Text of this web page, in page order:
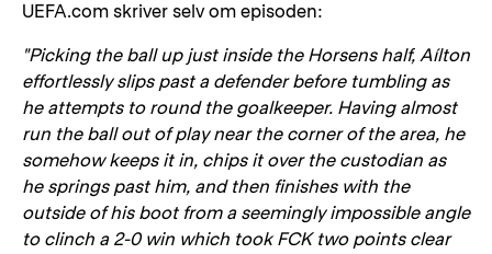
UEFA.com skriver selv om episoden:
"Picking the ball up just inside the Horsens half, Aílton
effortlessly slips past a defender before tumbling as
he attempts to round the goalkeeper. Having almost
run the ball out of play near the corner of the area, he
somehow keeps it in, chips it over the custodian as
he springs past him, and then finishes with the
outside of his boot from a seemingly impossible angle
to clinch a 2-0 win which took FCK two points clear